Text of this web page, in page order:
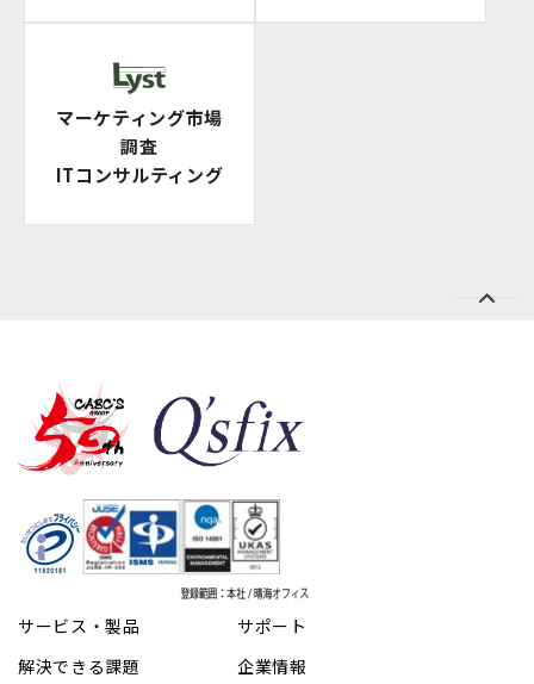
マーケティング市場
調査
ITコンサルティング
サービス・製品
解決できる課題
サポート
企業情報